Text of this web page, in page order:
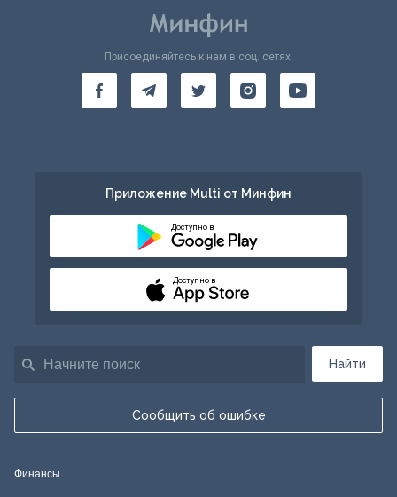
Найти
Сообщить об ошибке
Присоединяйтесь к нам в соц. сетях:
Приложение Multi от Минфин
Доступно в
Доступно в
Финансы